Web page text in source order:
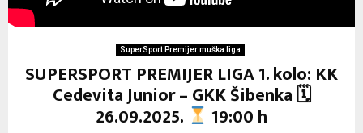
SuperSport Premijer muška liga
SUPERSPORT PREMIJER LIGA 1. kolo: KK
Cedevita Junior – GKK Šibenka 🗓
26.09.2025. 19:00 h